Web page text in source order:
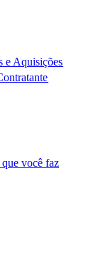
e Aquisições​​
você faz